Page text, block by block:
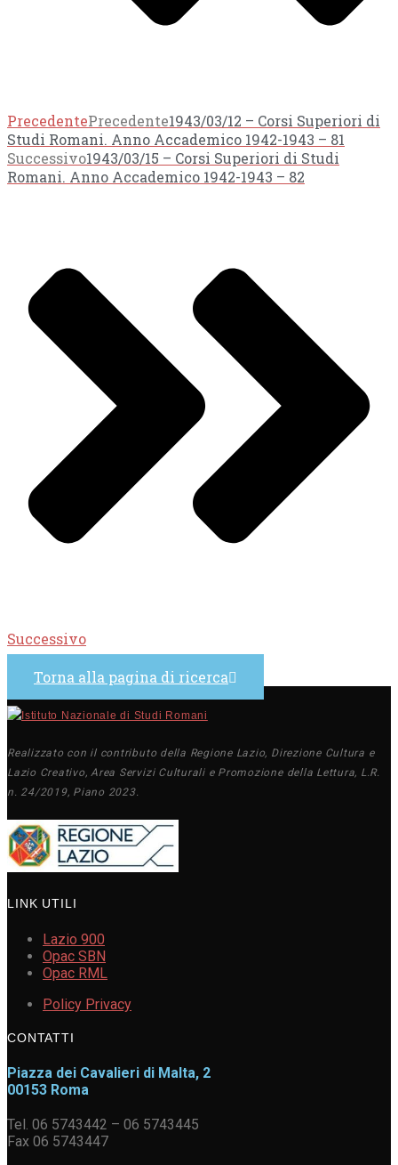
PrecedentePrecedente1943/03/12 – Corsi Superiori di
Studi Romani. Anno Accademico 1942-1943 – 81
Successivo1943/03/15 – Corsi Superiori di Studi
Romani. Anno Accademico 1942-1943 – 82
Successivo
Torna alla pagina di ricerca
Realizzato con il contributo della Regione Lazio, Direzione Cultura e
Lazio Creativo, Area Servizi Culturali e Promozione della Lettura, L.R.
n. 24/2019, Piano 2023.
LINK UTILI
Lazio 900
Opac SBN
Opac RML
Policy Privacy
CONTATTI
Piazza dei Cavalieri di Malta, 2
00153 Roma
Tel. 06 5743442 – 06 5743445
Fax 06 5743447